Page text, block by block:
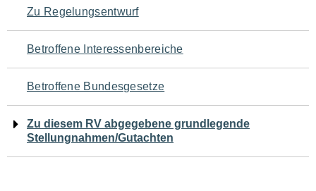
den
Seiteninhalt
Zu Regelungsentwurf
Betroffene Interessenbereiche
Betroffene Bundesgesetze
Zu diesem RV abgegebene grundlegende
Stellungnahmen/Gutachten